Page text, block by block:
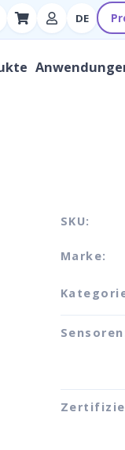
DE
SKU:
Marke: